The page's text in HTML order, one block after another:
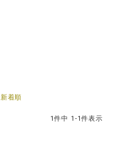
新着順
1件中 1 -1件表示